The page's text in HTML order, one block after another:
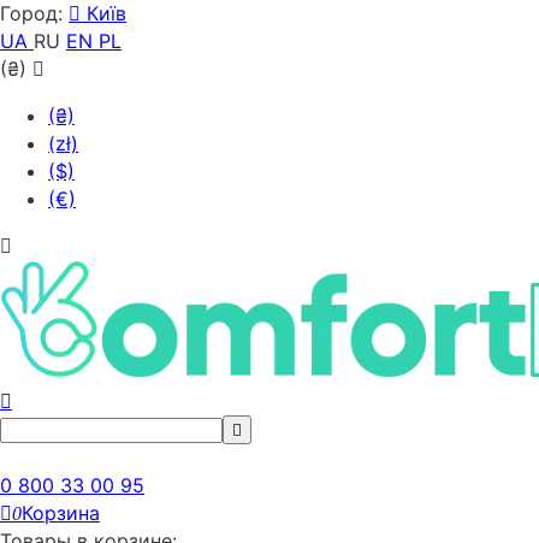
Город:
Київ
UA RU EN PL
(₴)
(₴)
(zł)
($)
(€)
0 800 33 00 95
0Корзина